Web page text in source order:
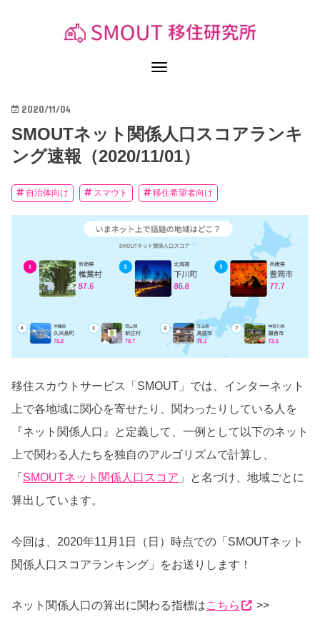
2020/11/04
SMOUTネット関係人口スコアランキ
ング速報（2020/11/01）
自治体向け スマウト 移住希望者向け
移住スカウトサービス「SMOUT」では、インターネット
上で各地域に関心を寄せたり、関わったりしている人を
『ネット関係人口』と定義して、一例として以下のネット
上で関わる人たちを独自のアルゴリズムで計算し、
「 SMOUTネット関係人口スコア 」と名づけ、地域ごとに
算出しています。
今回は、2020年11月1日（日）時点での「SMOUTネット
関係人口スコアランキング」をお送りします！
ネット関係人口の算出に関わる指標はこちら >>